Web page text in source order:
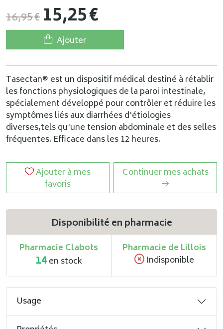
16,95€ 15,25€
Ajouter
Tasectan® est un dispositif médical destiné à rétablir
les fonctions physiologiques de la paroi intestinale,
spécialement développé pour contrôler et réduire les
symptômes liés aux diarrhées d'étiologies
diverses,tels qu'une tension abdominale et des selles
fréquentes. Efficace dans les 12 heures.
Ajouter à mes
favoris
Continuer mes achats
Disponibilité en pharmacie
Pharmacie Clabots
14en stock
Pharmacie de Lillois
Indisponible
Usage